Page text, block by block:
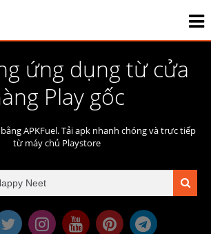
ứng dụng từ cửa
Play gốc
APKFuel. Tải apk nhanh chóng và trực tiếp
từ máy chủ Playstore